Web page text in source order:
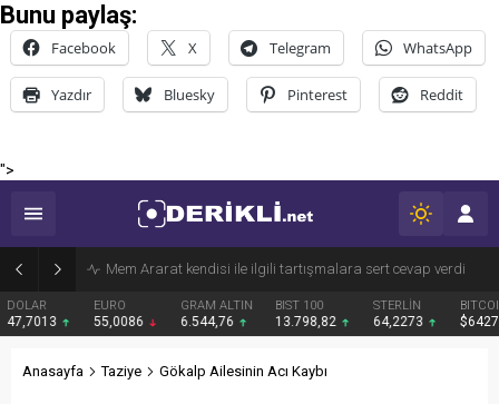
Bunu paylaş:
Facebook X Telegram WhatsApp
Yazdır Bluesky Pinterest Reddit
">
EURO
55,0086
GRAM ALTIN
6.544,76
BIST 100
13.798,82
STERLİN
64,2273
BITCOIN
$64278
BNB
Anasayfa Taziye Gökalp Ailesinin Acı Kaybı